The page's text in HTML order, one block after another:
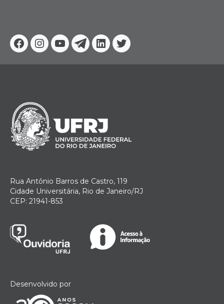
Facebook
Instagram
YoutubeTelegram
Linkedin
Twitter
Rua Antônio Barros de Castro, 119
Cidade Universitária, Rio de Janeiro/RJ
CEP: 21941-853
Desenvolvido por